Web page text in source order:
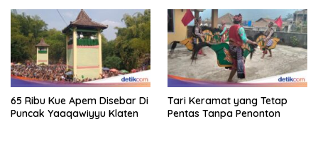
65 Ribu Kue Apem Disebar Di
Puncak Yaaqawiyyu Klaten
Tari Keramat yang Tetap
Pentas Tanpa Penonton